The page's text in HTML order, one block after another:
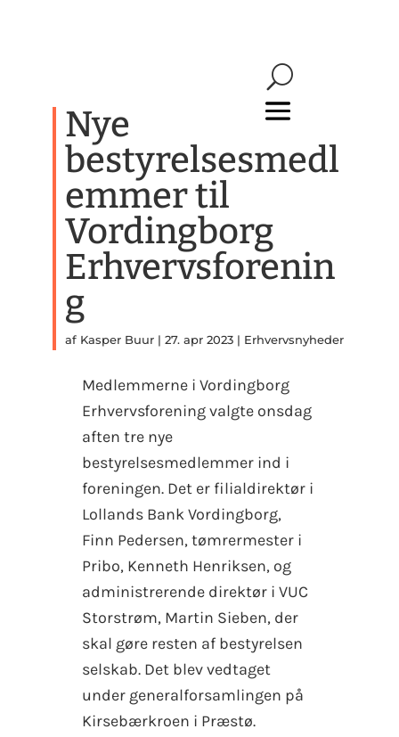
Nye
bestyrelsesmedl
emmer til
Vordingborg
Erhvervsforenin
g
af Kasper Buur |27. apr 2023 | Erhvervsnyheder
Medlemmerne i Vordingborg
Erhvervsforening valgte onsdag
aften tre nye
bestyrelsesmedlemmer ind i
foreningen. Det er filialdirektør i
Lollands Bank Vordingborg,
Finn Pedersen, tømrermester i
Pribo, Kenneth Henriksen, og
administrerende direktør i VUC
Storstrøm, Martin Sieben, der
skal gøre resten af bestyrelsen
selskab. Det blev vedtaget
under generalforsamlingen på
Kirsebærkroen i Præstø.